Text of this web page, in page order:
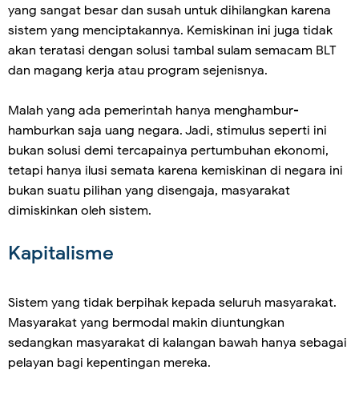
yang sangat besar dan susah untuk dihilangkan karena
sistem yang menciptakannya. Kemiskinan ini juga tidak
akan teratasi dengan solusi tambal sulam semacam BLT
dan magang kerja atau program sejenisnya.
Malah yang ada pemerintah hanya menghambur-
hamburkan saja uang negara. Jadi, stimulus seperti ini
bukan solusi demi tercapainya pertumbuhan ekonomi,
tetapi hanya ilusi semata karena kemiskinan di negara ini
bukan suatu pilihan yang disengaja, masyarakat
dimiskinkan oleh sistem.
Kapitalisme
Sistem yang tidak berpihak kepada seluruh masyarakat.
Masyarakat yang bermodal makin diuntungkan
sedangkan masyarakat di kalangan bawah hanya sebagai
pelayan bagi kepentingan mereka.